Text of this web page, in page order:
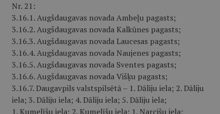
Nr. 21:
3.16.1. Augšdaugavas novada Ambeļu pagasts;
3.16.2. Augšdaugavas novada Kalkūnes pagasts;
3.16.3. Augšdaugavas novada Laucesas pagasts;
3.16.4. Augšdaugavas novada Naujenes pagasts;
3.16.5. Augšdaugavas novada Sventes pagasts;
3.16.6. Augšdaugavas novada Višķu pagasts;
3.16.7. Daugavpils valstspilsētā – 1. Dāliju iela; 2. Dāliju
iela; 3. Dāliju iela; 4. Dāliju iela; 5. Dāliju iela;
1. Kumelīšu iela; 2. Kumelīšu iela; 1. Narcišu iela;